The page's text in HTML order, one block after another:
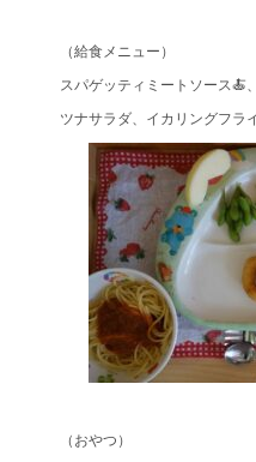
（給食メニュー）
スパゲッティミートソース🍝
ツナサラダ、イカリングフラ
（おやつ）